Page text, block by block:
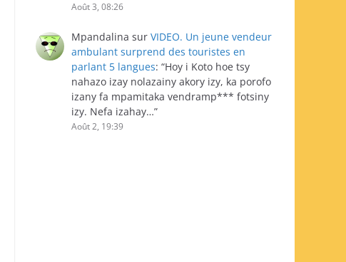
Août 3, 08:26
Mpandalina sur VIDEO. Un jeune vendeur
ambulant surprend des touristes en
parlant 5 langues: “Hoy i Koto hoe tsy
nahazo izay nolazainy akory izy, ka porofo
izany fa mpamitaka vendramp*** fotsiny
izy. Nefa izahay…”
Août 2, 19:39